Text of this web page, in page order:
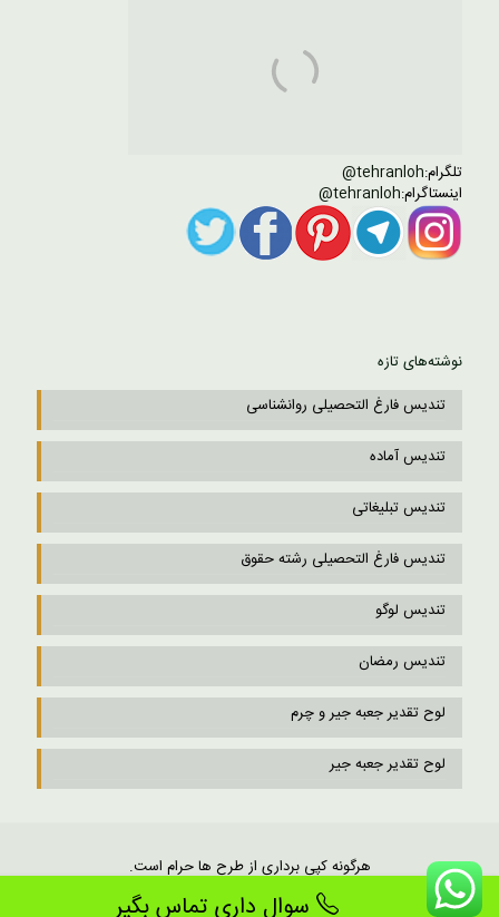
تلگرام:tehranloh@
اینستاگرام:tehranloh@
نوشته‌های تازه
تندیس فارغ التحصیلی روانشناسی
تندیس آماده
تندیس تبلیغاتی
تندیس فارغ التحصیلی رشته حقوق
تندیس لوگو
تندیس رمضان
لوح تقدیر جعبه جیر و چرم
لوح تقدیر جعبه جیر
هرگونه کپی برداری از طرح ها حرام است.
سوال داری تماس بگیر